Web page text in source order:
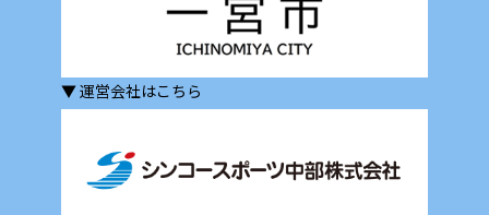
▼ 運営会社はこちら